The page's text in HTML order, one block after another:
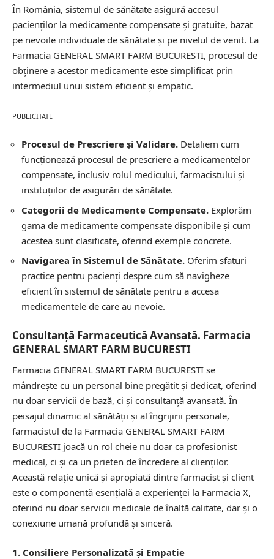
În România, sistemul de sănătate asigură accesul
pacienților la medicamente compensate și gratuite, bazat
pe nevoile individuale de sănătate și pe nivelul de venit. La
Farmacia GENERAL SMART FARM BUCURESTI, procesul de
obținere a acestor medicamente este simplificat prin
intermediul unui sistem eficient și empatic.
PUBLICITATE
Procesul de Prescriere și Validare. Detaliem cum
funcționează procesul de prescriere a medicamentelor
compensate, inclusiv rolul medicului, farmacistului și
instituțiilor de asigurări de sănătate.
Categorii de Medicamente Compensate. Explorăm
gama de medicamente compensate disponibile și cum
acestea sunt clasificate, oferind exemple concrete.
Navigarea în Sistemul de Sănătate. Oferim sfaturi
practice pentru pacienți despre cum să navigheze
eficient în sistemul de sănătate pentru a accesa
medicamentele de care au nevoie.
Consultanță Farmaceutică Avansată. Farmacia
GENERAL SMART FARM BUCURESTI
Farmacia GENERAL SMART FARM BUCURESTI se
mândrește cu un personal bine pregătit și dedicat, oferind
nu doar servicii de bază, ci și consultanță avansată. În
peisajul dinamic al sănătății și al îngrijirii personale,
farmacistul de la Farmacia GENERAL SMART FARM
BUCURESTI joacă un rol cheie nu doar ca profesionist
medical, ci și ca un prieten de încredere al clienților.
Această relație unică și apropiată dintre farmacist și client
este o componentă esențială a experienței la Farmacia X,
oferind nu doar servicii medicale de înaltă calitate, dar și o
conexiune umană profundă și sinceră.
1. Consiliere Personalizată și Empatie